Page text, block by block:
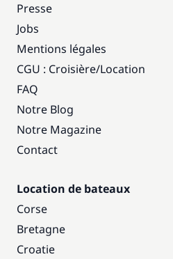
Presse
Jobs
Mentions légales
CGU : Croisière/Location
FAQ
Notre Blog
Notre Magazine
Contact
Location de bateaux
Corse
Bretagne
Croatie